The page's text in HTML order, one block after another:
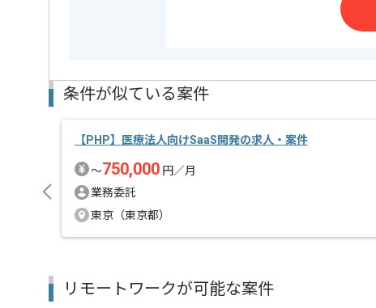
条件が似ている案件
【PHP】医療法人向けSaaS開発の求人・案件
〜750,000 円／月
業務委託
東京（東京都）
リモートワークが可能な案件